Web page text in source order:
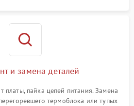
и замена деталей
платы, пайка цепей питания. Замена
термоблока или тупых